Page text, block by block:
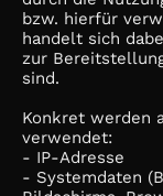
bzw. hierfür
handelt sich
zur
sind.
Konkret werden
verwendet:
- IP-Adresse
- Systemdaten